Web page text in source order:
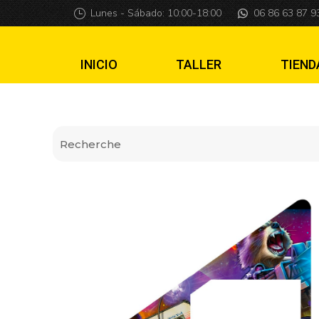
Insider premium
Lunes - Sábado: 10:00-18:00 06 86 63 87
INICIO TALLER